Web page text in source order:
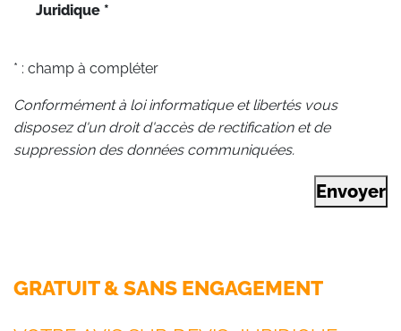
Juridique *
* : champ à compléter
Conformément à loi informatique et libertés vous
disposez d'un droit d'accès de rectification et de
suppression des données communiquées.
Envoyer
GRATUIT & SANS ENGAGEMENT